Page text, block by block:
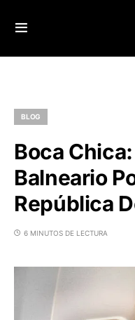
BLOG
Boca
Balneario
República
6 MINUTOS DE LECTURA